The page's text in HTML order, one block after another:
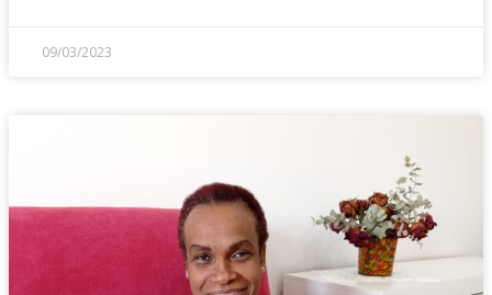
09/03/2023